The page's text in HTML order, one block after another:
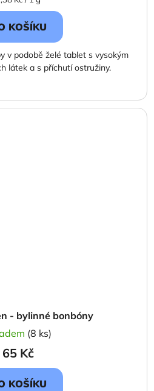
KOŠÍKU
v podobě želé tablet s vysokým
látek a s příchutí ostružiny.
- bylinné bonbóny
(8 ks)
65 Kč
KOŠÍKU